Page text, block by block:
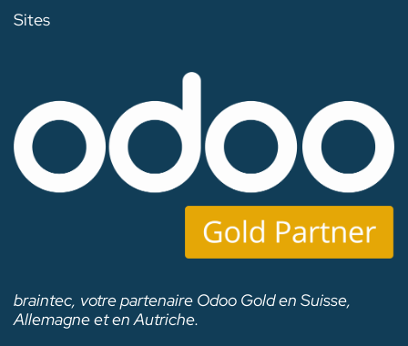
Sites
braintec, votre partenaire Odoo Gold en Suisse,
Allemagne et en Autriche.